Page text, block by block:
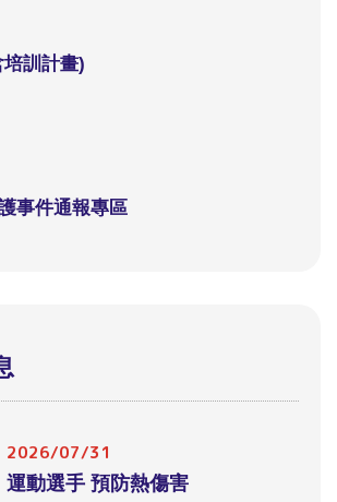
訓計畫)
事件通報專區
2026/07/31
運動選手 預防熱傷害